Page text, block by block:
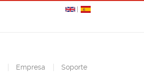
Empresa Soporte